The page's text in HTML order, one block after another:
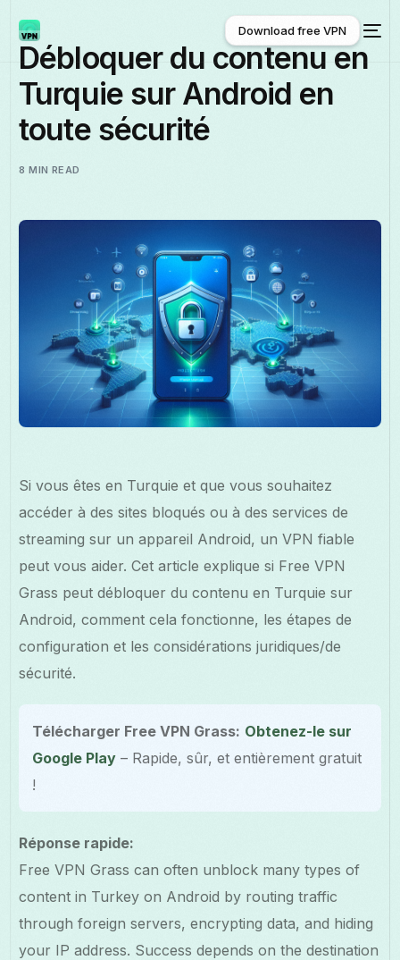
Français
Download free VPN
Download free VPN
Débloquer du contenu en
Turquie sur Android en
toute sécurité
8 MIN READ
Si vous êtes en Turquie et que vous souhaitez
accéder à des sites bloqués ou à des services de
streaming sur un appareil Android, un VPN fiable
peut vous aider. Cet article explique si Free VPN
Grass peut débloquer du contenu en Turquie sur
Android, comment cela fonctionne, les étapes de
configuration et les considérations juridiques/de
sécurité.
Télécharger Free VPN Grass: Obtenez-le sur
Google Play – Rapide, sûr, et entièrement gratuit
!
Réponse rapide:
Free VPN Grass can often unblock many types of
content in Turkey on Android by routing traffic
through foreign servers, encrypting data, and hiding
your IP address. Success depends on the destination